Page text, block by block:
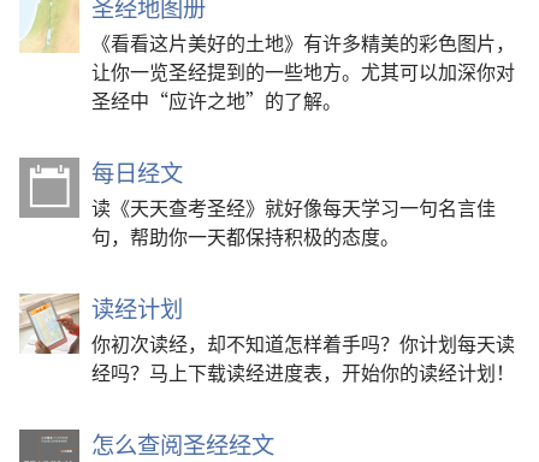
圣经地图册
《看看这片美好的土地》有许多精美的彩色图片，
让你一览圣经提到的一些地方。尤其可以加深你对
圣经中“应许之地”的了解。
每日经文
读《天天查考圣经》就好像每天学习一句名言佳
句，帮助你一天都保持积极的态度。
读经计划
你初次读经，却不知道怎样着手吗？你计划每天读
经吗？马上下载读经进度表，开始你的读经计划！
怎么查阅圣经经文